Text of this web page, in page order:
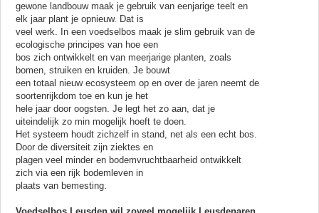
gewone landbouw maak je gebruik van eenjarige teelt en
elk jaar plant je opnieuw. Dat is
veel werk. In een voedselbos maak je slim gebruik van de
ecologische principes van hoe een
bos zich ontwikkelt en van meerjarige planten, zoals
bomen, struiken en kruiden. Je bouwt
een totaal nieuw ecosysteem op en over de jaren neemt de
soortenrijkdom toe en kun je het
hele jaar door oogsten. Je legt het zo aan, dat je
uiteindelijk zo min mogelijk hoeft te doen.
Het systeem houdt zichzelf in stand, net als een echt bos.
Door de diversiteit zijn ziektes en
plagen veel minder en bodemvruchtbaarheid ontwikkelt
zich via een rijk bodemleven in
plaats van bemesting.